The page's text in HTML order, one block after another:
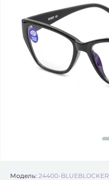
Модель: 24400-BLUEBLOCKER